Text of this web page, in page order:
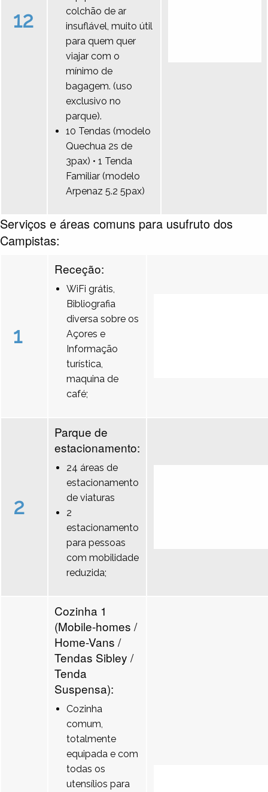
12
colchão de ar
insuflável, muito útil
para quem quer
viajar com o
mínimo de
bagagem. (uso
exclusivo no
parque).
10 Tendas (modelo
Quechua 2s de
3pax) • 1 Tenda
Familiar (modelo
Arpenaz 5.2 5pax)
Serviços e áreas comuns para usufruto dos
Campistas:
1
Receção:
WiFi grátis,
Bibliografia
diversa sobre os
Açores e
Informação
turística,
maquina de
café;
2
Parque de
estacionamento:
24 áreas de
estacionamento
de viaturas
2
estacionamento
para pessoas
com mobilidade
reduzida;
Cozinha 1
(Mobile-homes /
Home-Vans /
Tendas Sibley /
Tenda
Suspensa):
Cozinha
comum,
totalmente
equipada e com
todas os
utensílios para